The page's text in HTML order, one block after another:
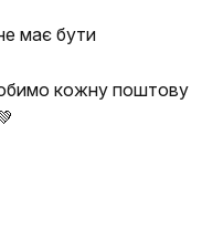
має бути
кожну поштову